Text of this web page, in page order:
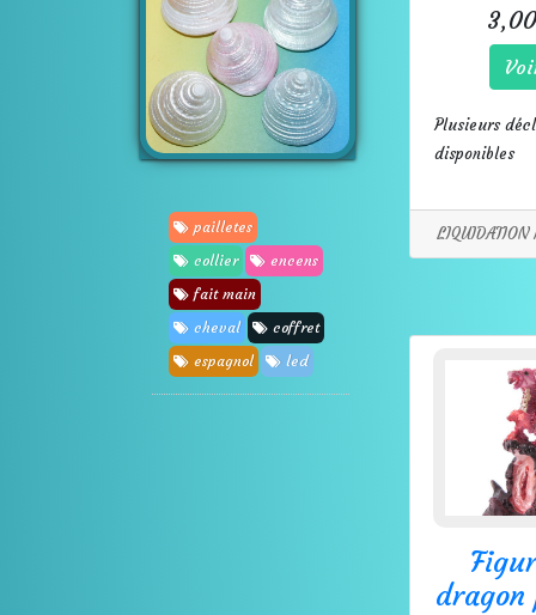
pailletes
collier
encens
fait main
cheval
coffret
espagnol
led
Plusieurs
disponibles
LIQUIDATION
dragon